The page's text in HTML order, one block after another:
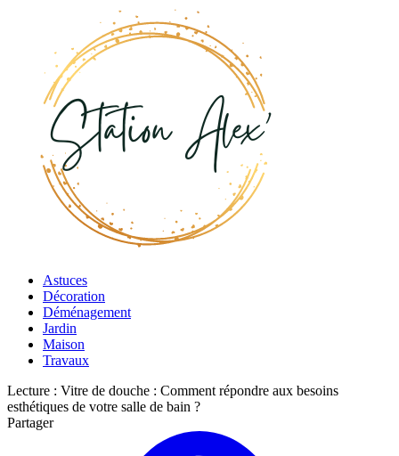
Astuces
Décoration
Déménagement
Jardin
Maison
Travaux
Lecture : Vitre de douche : Comment répondre aux besoins
esthétiques de votre salle de bain ?
Partager